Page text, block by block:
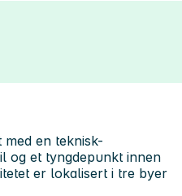
en teknisk-
og et tyngdepunkt innen
er lokalisert i tre byer